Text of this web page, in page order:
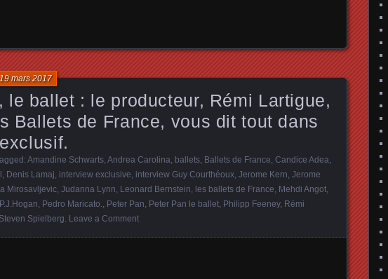
le ballet : le producteur, Rémi Lartigue,
Ballets de France, vous dit tout dans
19 mars 2017
Amandine Schwarts Andrea Carolina ballets Ballets de France Candice Adea
Denis Lamaj interview exclusive interview Guy Courthéoux Jerome Kern Jerome
Mirosavljevic Judanna Lynn Leonard Bernstein les ballets de France Mehdi Angot
P.J.Hogan Pedro Maricato. Peter Pan Peter Pan le ballet Philipp Feeney, Rémi
Steven Spielberg Leave a Comment